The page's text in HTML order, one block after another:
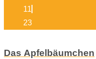
11
23
Das Apfelbäumchen